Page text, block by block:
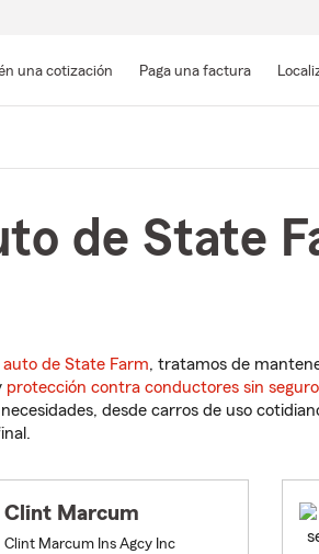
contenido
una cotización Paga una factura
de State
auto de State Farm, tratamos de
protección contra conductores sin seguro
desde carros de uso
Clint Marcum
Clint Marcum Ins Agcy Inc